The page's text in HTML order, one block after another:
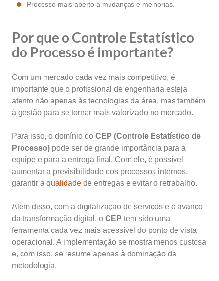
Processo mais aberto a mudanças e melhorias.
Por que o Controle Estatístico
do Processo é importante?
Com um mercado cada vez mais competitivo, é
importante que o profissional de engenharia esteja
atento não apenas às tecnologias da área, mas também
à gestão para se tornar mais valorizado no mercado.
Para isso, o domínio do CEP (Controle Estatístico de
Processo) pode ser de grande importância para a
equipe e para a entrega final. Com ele, é possível
aumentar a previsibilidade dos processos internos,
garantir a qualidade de entregas e evitar o retrabalho.
Além disso, com a digitalização de serviços e o avanço
da transformação digital, o CEP tem sido uma
ferramenta cada vez mais acessível do ponto de vista
operacional. A implementação se mostra menos custosa
e, com isso, se resume apenas à dominação da
metodologia.